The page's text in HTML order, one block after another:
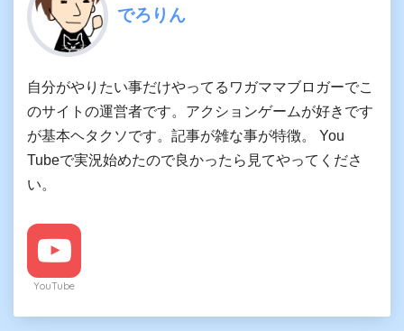
でろりん
自分がやりたい事だけやってるワガママブロガーでこ
のサイトの運営者です。アクションゲームが好きです
が基本ヘタクソです。記事が雑な事が特徴。 You
Tubeで実況始めたので良かったら見てやってくださ
い。
YouTube